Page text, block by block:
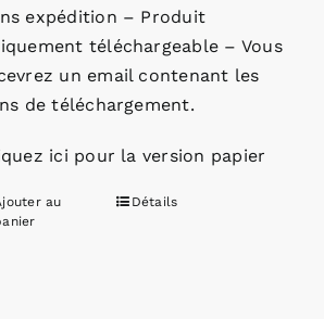
expédition – Produit
téléchargeable – Vous
un email contenant les
de téléchargement.
ici pour la version papier
au
Détails